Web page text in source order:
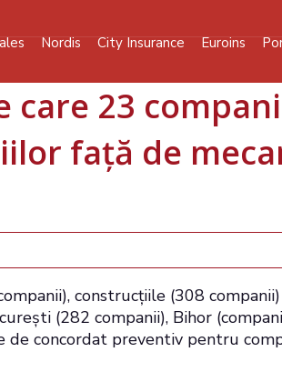
Nordis City Insurance Euroins
intrat în
23
față de
construcțiile (308
(282 companii), Bihor
concordat preventiv pentru